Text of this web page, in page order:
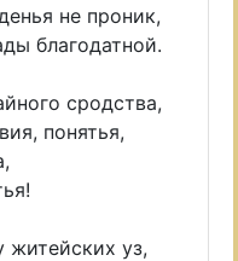
не проник,
благодатной.
сродства,
понятья,
уз,